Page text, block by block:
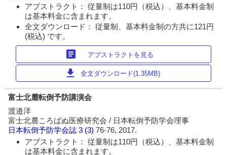
アブストラクト： 従量制は110円（税込）、基本料金制
は基本料金に含まれます。
全文ダウンロード： 従量制、基本料金制の方共に121円
(税込) です。
article アブストラクトを見る
download 全文ダウンロード(1.35MB)
富士北麓転倒予防講演会
渡邉洋
富士北麓ころばぬ医療研究会 / 日本転倒予防学会理事
日本転倒予防学会誌 3 (3)76-76, 2017.
アブストラクト： 従量制は110円（税込）、基本料金制
は基本料金に含まれます。